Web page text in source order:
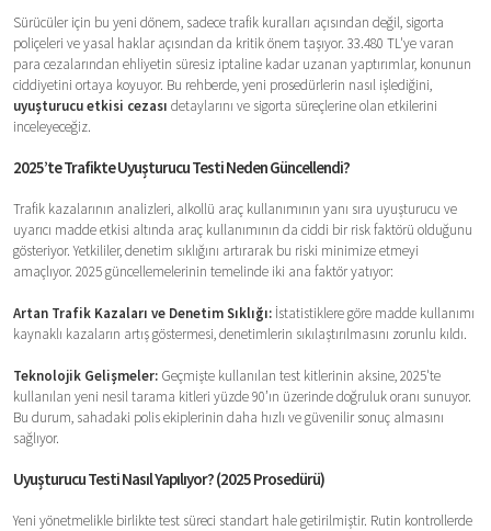
Sürücüler için bu yeni dönem, sadece trafik kuralları açısından değil, sigorta
poliçeleri ve yasal haklar açısından da kritik önem taşıyor. 33.480 TL'ye varan
para cezalarından ehliyetin süresiz iptaline kadar uzanan yaptırımlar, konunun
ciddiyetini ortaya koyuyor. Bu rehberde, yeni prosedürlerin nasıl işlediğini,
uyuşturucu etkisi cezası detaylarını ve sigorta süreçlerine olan etkilerini
inceleyeceğiz.
2025’te Trafikte Uyuşturucu Testi Neden Güncellendi?
Trafik kazalarının analizleri, alkollü araç kullanımının yanı sıra uyuşturucu ve
uyarıcı madde etkisi altında araç kullanımının da ciddi bir risk faktörü olduğunu
gösteriyor. Yetkililer, denetim sıklığını artırarak bu riski minimize etmeyi
amaçlıyor. 2025 güncellemelerinin temelinde iki ana faktör yatıyor:
Artan Trafik Kazaları ve Denetim Sıklığı: İstatistiklere göre madde kullanımı
kaynaklı kazaların artış göstermesi, denetimlerin sıkılaştırılmasını zorunlu kıldı.
Teknolojik Gelişmeler: Geçmişte kullanılan test kitlerinin aksine, 2025'te
kullanılan yeni nesil tarama kitleri yüzde 90’ın üzerinde doğruluk oranı sunuyor.
Bu durum, sahadaki polis ekiplerinin daha hızlı ve güvenilir sonuç almasını
sağlıyor.
Uyuşturucu Testi Nasıl Yapılıyor? (2025 Prosedürü)
Yeni yönetmelikle birlikte test süreci standart hale getirilmiştir. Rutin kontrollerde